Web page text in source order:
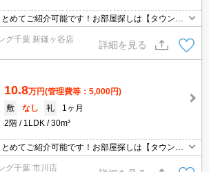
めてご紹介可能です！お部屋探しは【タウンハ
ください！※オンライン内見・現地待ち合わせ
さい。
グ千葉 新鎌ヶ谷店
詳細を見る
10.8万円(管理費等：5,000円)
敷
なし 礼
1ヶ月
2階
1LDK 30m²
めてご紹介可能です！お部屋探しは【タウンハ
ください！※オンライン内見・現地待ち合わせ
さい。
グ千葉 市川店